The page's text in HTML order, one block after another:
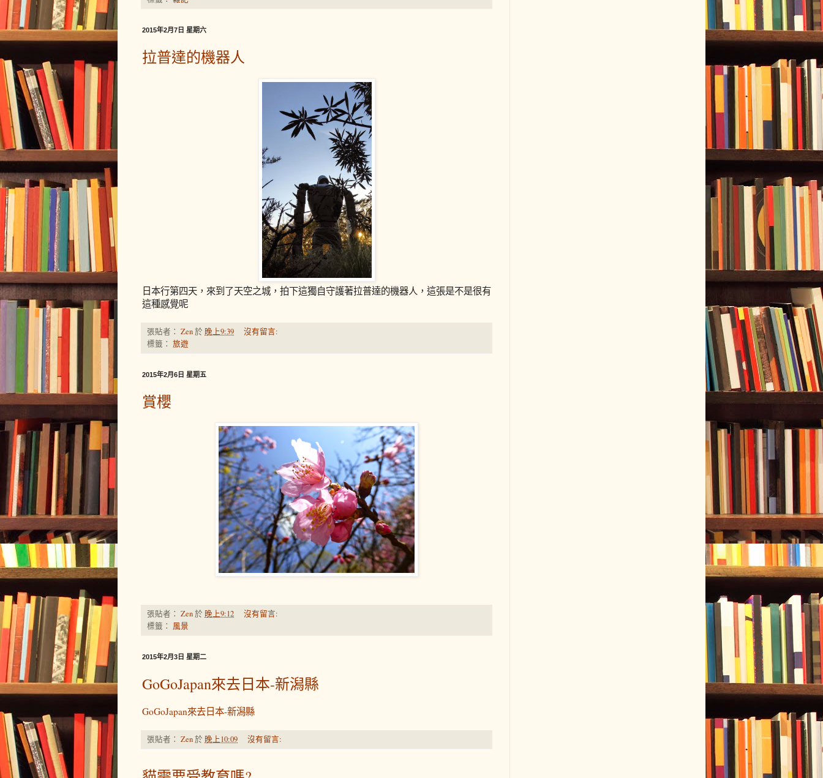
2015年2月7日 星期六
拉普達的機器人
日本行第四天，來到了天空之城，拍下這獨自守護著拉普達的機器人，這張是不是很有
這種感覺呢
張貼者： Zen於 晚上9:39
沒有留言:
標籤： 旅遊
2015年2月6日 星期五
賞櫻
張貼者： Zen於 晚上9:12
沒有留言:
標籤： 風景
2015年2月3日 星期二
GoGoJapan來去日本-新潟縣
GoGoJapan來去日本-新潟縣
張貼者： Zen於 晚上10:09 沒有留言: